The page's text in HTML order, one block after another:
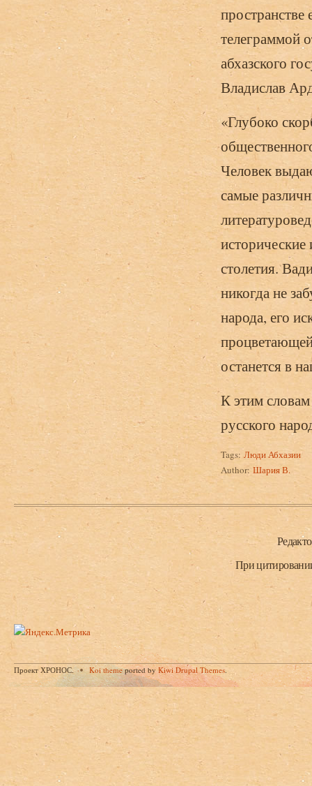
телеграммой
абхазского
Владислав
«Глубоко
Человек
самые
столетия.
никогда не
народа, его
останется в
К этим словам
русского
Tags: Люди Абхазии
Author: Шария В.
Нижний колонтитул
При
Проект ХРОНОС. Koi themeported byKiwi Drupal Themes.